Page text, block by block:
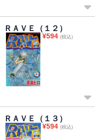
ＲＡＶＥ（１２）
¥594 (税込)
ＲＡＶＥ（１３）
¥594 (税込)